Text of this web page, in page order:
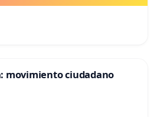
movimiento ciudadano